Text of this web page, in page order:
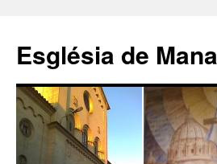
contenido
Església de